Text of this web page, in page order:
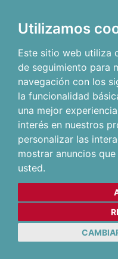
Utilizamos
Este sitio web utiliza
de seguimiento para
navegación con los
la funcionalidad
una mejor
interés en nuestros
personalizar las
mostrar anuncios
usted.